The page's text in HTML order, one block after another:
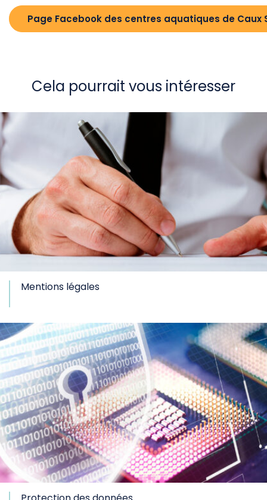
Page Facebook des centres aquatiques de Caux
Cela pourrait vous intéresser
Mentions légales